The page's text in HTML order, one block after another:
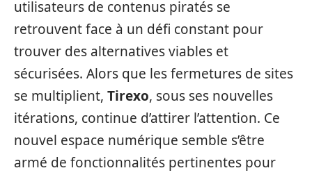
utilisateurs de contenus piratés se
retrouvent face à un défi constant pour
trouver des alternatives viables et
sécurisées. Alors que les fermetures de sites
se multiplient, Tirexo, sous ses nouvelles
itérations, continue d’attirer l’attention. Ce
nouvel espace numérique semble s’être
armé de fonctionnalités pertinentes pour